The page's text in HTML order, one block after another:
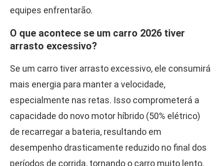
equipes enfrentarão.
O que acontece se um carro 2026 tiver
arrasto excessivo?
Se um carro tiver arrasto excessivo, ele consumirá
mais energia para manter a velocidade,
especialmente nas retas. Isso comprometerá a
capacidade do novo motor híbrido (50% elétrico)
de recarregar a bateria, resultando em
desempenho drasticamente reduzido no final dos
períodos de corrida, tornando o carro muito lento.